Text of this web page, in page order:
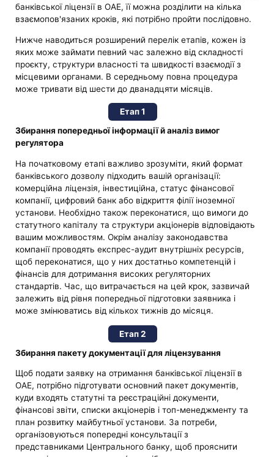
банківської ліцензії в ОАЕ, її можна розділити на кілька
взаємопов'язаних кроків, які потрібно пройти послідовно.
Нижче наводиться розширений перелік етапів, кожен із
яких може займати певний час залежно від складності
проєкту, структури власності та швидкості взаємодії з
місцевими органами. В середньому повна процедура
може тривати від шести до дванадцяти місяців.
Етап 1
Збирання попередньої інформації й аналіз вимог
регулятора
На початковому етапі важливо зрозуміти, який формат
банківського дозволу підходить вашій організації:
комерційна ліцензія, інвестиційна, статус фінансової
компанії, цифровий банк або відкриття філії іноземної
установи. Необхідно також переконатися, що вимоги до
статутного капіталу та структури акціонерів відповідають
вашим можливостям. Окрім аналізу законодавства
компанії проводять експрес-аудит внутрішніх ресурсів,
щоб переконатися, що у них достатньо компетенцій і
фінансів для дотримання високих регуляторних
стандартів. Час, що витрачається на цей крок, зазвичай
залежить від рівня попередньої підготовки заявника і
може змінюватись від кількох тижнів до місяця.
Етап 2
Збирання пакету документації для ліцензування
Щоб подати заявку на отримання банківської ліцензії в
ОАЕ, потрібно підготувати основний пакет документів,
куди входять статутні та реєстраційні документи,
фінансові звіти, списки акціонерів і топ-менеджменту та
план розвитку майбутньої установи. За потреби,
організовуються попередні консультації з
представниками Центрального банку, щоб прояснити